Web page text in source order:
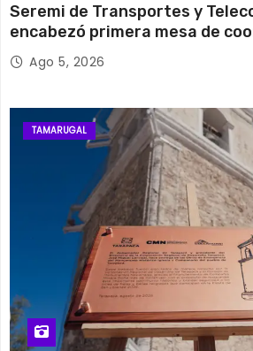
Seremi de Transportes y
encabezó primera mesa de
retiro de cables en desuso en
Ago 5, 2026
TAMARUGAL